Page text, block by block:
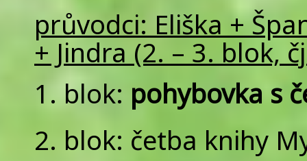
průvodci: Eliška +
+ Jindra (2. – 3. blok,
1. blok: pohybovka s
2. blok: četba knihy